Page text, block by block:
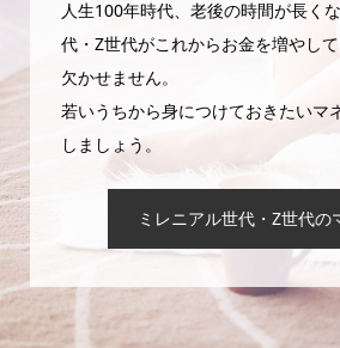
人生100年時代、老後の時間が長く
代・Z世代がこれからお金を増やし
欠かせません。
若いうちから身につけておきたいマ
しましょう。
ミレニアル世代・Z世代の